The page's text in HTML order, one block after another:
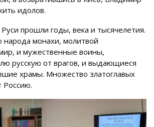
идолов.
прошли годы, века и тысячелетия.
монахи, молитвой
и мужественные воины,
русскую от врагов, и выдающиеся
храмы. Множество златоглавых
Россию.